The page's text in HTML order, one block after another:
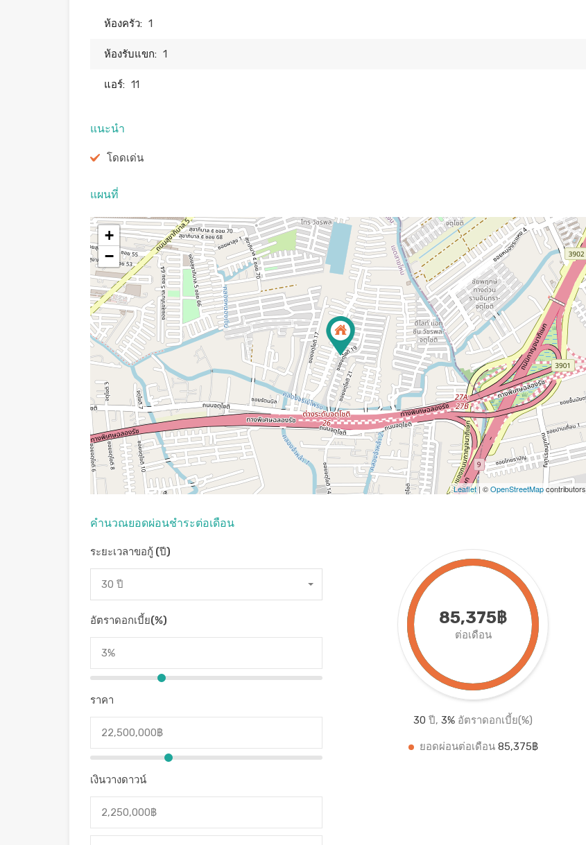
ห้องครัว: 1
ห้องรับแขก: 1
แอร์: 11
แนะนำ
โดดเด่น
แผนที่
+
−
Leaflet| ©OpenStreetMapcontributors
คํานวณยอดผ่อนชําระต่อเดือน
ระยะเวลาขอกู้ (ปี)
30 ปี
อัตราดอกเบี้ย(%)
ราคา
เงินวางดาวน์
85,375฿
ต่อเดือน
30 ปี,3% อัตราดอกเบี้ย(%)
ยอดผ่อนต่อเดือน 85,375฿